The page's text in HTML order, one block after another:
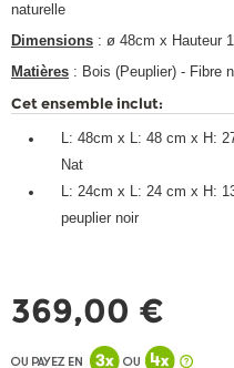
naturelle
Dimensions : ø 48cm x Hauteur
Matières : Bois (Peuplier) - Fibre
Cet ensemble inclut:
L: 48cm x L: 48 cm x H:
Nat
L: 24cm x L: 24 cm x H:
peuplier noir
369,00 €